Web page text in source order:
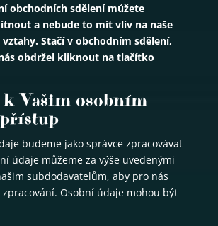
obchodních sdělení můžete
a nebude to mít vliv na naše
Stačí v obchodním sdělení,
obdržel kliknout na tlačítko
Vašim osobním
budeme jako správce zpracovávat
údaje můžeme za výše uvedenými
subdodavatelům, aby pro nás
Osobní údaje mohou být